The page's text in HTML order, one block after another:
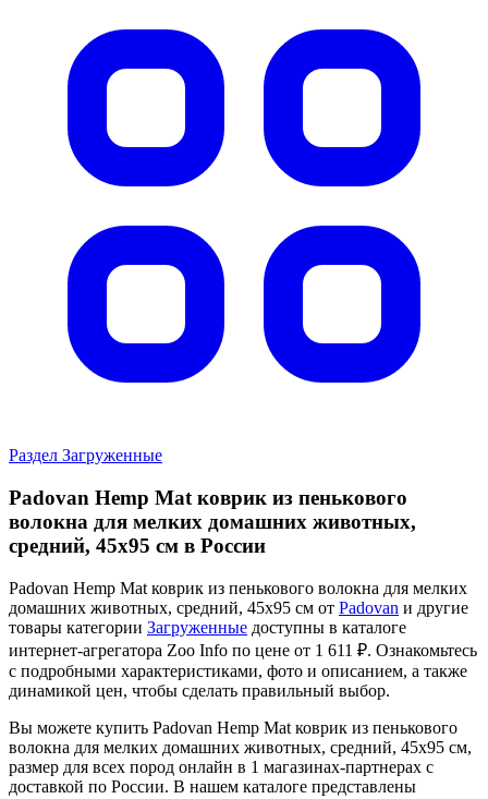
Раздел Загруженные
Padovan Hemp Mat коврик из пенькового
волокна для мелких домашних животных,
средний, 45х95 см в России
Padovan Hemp Mat коврик из пенькового волокна для мелких
домашних животных, средний, 45х95 см от Padovan и другие
товары категории Загруженные доступны в каталоге
интернет-агрегатора Zoo Info по цене от 1 611 ₽. Ознакомьтесь
с подробными характеристиками, фото и описанием, а также
динамикой цен, чтобы сделать правильный выбор.
Вы можете купить Padovan Hemp Mat коврик из пенькового
волокна для мелких домашних животных, средний, 45х95 см,
размер для всех пород онлайн в 1 магазинах-партнерах с
доставкой по России. В нашем каталоге представлены